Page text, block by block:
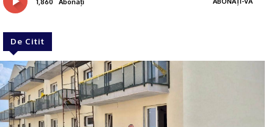
1,860 Abonați
De Citit